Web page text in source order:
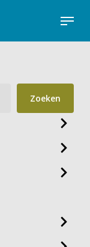
Menu
Zoeken
Close